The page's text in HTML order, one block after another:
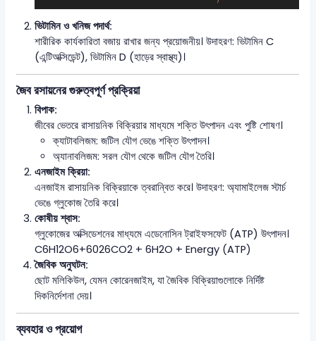
ভিটামিন ও খনিজ পদার্থ:
শারীরিক কার্যকারিতা বজায় রাখার জন্য প্রয়োজনীয়। উদাহরণ: ভিটামিন C
(এন্টিঅক্সিডেন্ট), ভিটামিন D (হাড়ের স্বাস্থ্য)।
জৈব রসায়নের গুরুত্বপূর্ণ প্রক্রিয়া
বিপাক:
জীবের ভেতরে রাসায়নিক বিক্রিয়ার মাধ্যমে শক্তি উৎপাদন এবং পুষ্টি শোষণ।
ক্যাটাবলিজম: জটিল যৌগ ভেঙে শক্তি উৎপাদন।
অ্যানাবলিজম: সরল যৌগ থেকে জটিল যৌগ তৈরি।
এনজাইম ক্রিয়া:
এনজাইম রাসায়নিক বিক্রিয়াকে ত্বরান্বিত করে। উদাহরণ: অ্যামাইলেজ স্টার্চ
ভেঙে গ্লুকোজ তৈরি করে।
কোষীয় শ্বাস:
গ্লুকোজের অক্সিডেশনের মাধ্যমে এডেনোসিন ট্রাইফসফেট (ATP) উৎপাদন।
C6H12O6+6026CO2 + 6H2O + Energy (ATP)
জৈবিক অনুঘটন:
ছোট মলিকিউল, যেমন কোরেনজাইম, যা জৈবিক বিক্রিয়াগুলোকে নির্দিষ্ট
দিকনির্দেশনা দেয়।
ব্যবহার ও প্রয়োগ